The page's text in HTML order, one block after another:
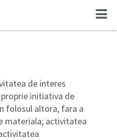
de interes
initiativa de
folosul altora, fara a
materiala; activitatea